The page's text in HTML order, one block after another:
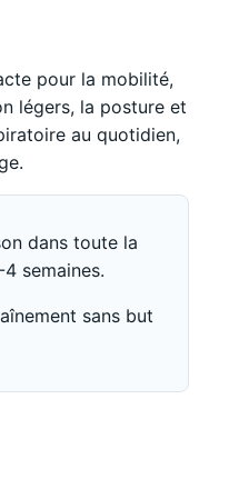
pour la mobilité,
légers, la posture et
au quotidien,
dans toute la
semaines.
sans but